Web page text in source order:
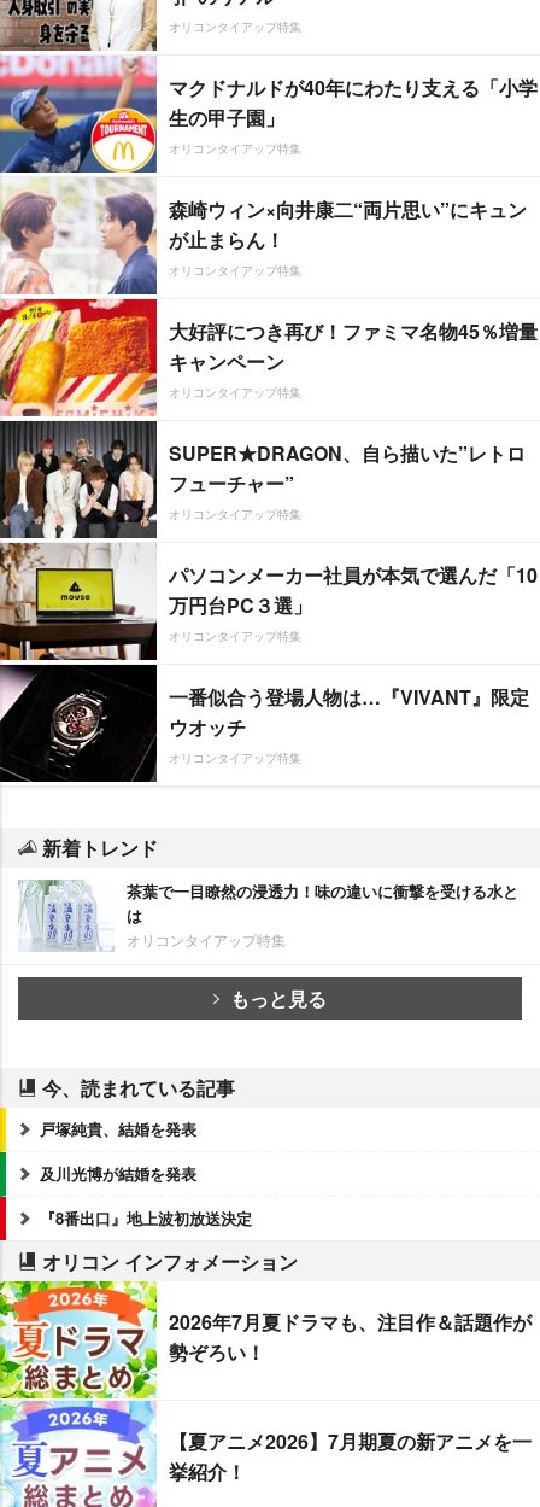
オリコンタイアップ特集
マクドナルドが40年にわたり支える「小学
生の甲子園」
オリコンタイアップ特集
森崎ウィン×向井康二“両片思い”にキュン
が止まらん！
オリコンタイアップ特集
大好評につき再び！ファミマ名物45％増量
キャンペーン
オリコンタイアップ特集
SUPER★DRAGON、自ら描いた”レトロ
フューチャー”
オリコンタイアップ特集
パソコンメーカー社員が本気で選んだ「10
万円台PC３選」
オリコンタイアップ特集
一番似合う登場人物は…『VIVANT』限定
ウオッチ
オリコンタイアップ特集
新着トレンド
茶葉で一目瞭然の浸透力！味の違いに衝撃を受ける水と
は
オリコンタイアップ特集
もっと見る
今、読まれている記事
戸塚純貴、結婚を発表
及川光博が結婚を発表
『8番出口』地上波初放送決定
オリコン インフォメーション
2026年7月夏ドラマも、注目作＆話題作が
勢ぞろい！
【夏アニメ2026】7月期夏の新アニメを一
挙紹介！